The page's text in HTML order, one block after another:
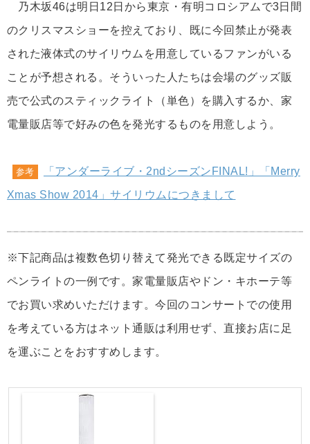
乃木坂46は明日12日から東京・有明コロシアムで3日間
のクリスマスショーを控えており、既に今回禁止が発表
された液体式のサイリウムを用意しているファンがいる
ことが予想される。そういった人たちは会場のグッズ販
売で公式のスティックライト（単色）を購入するか、家
電量販店等で好みの色を発光するものを用意しよう。
参考
「アンダーライブ・2ndシーズンFINAL!」「Merry
Xmas Show 2014」サイリウムにつきまして
※下記商品は複数色切り替えて発光できる既定サイズの
ペンライトの一例です。家電量販店やドン・キホーテ等
でお買い求めいただけます。今回のコンサートでの使用
を考えている方はネット通販は利用せず、直接お店に足
を運ぶことをおすすめします。